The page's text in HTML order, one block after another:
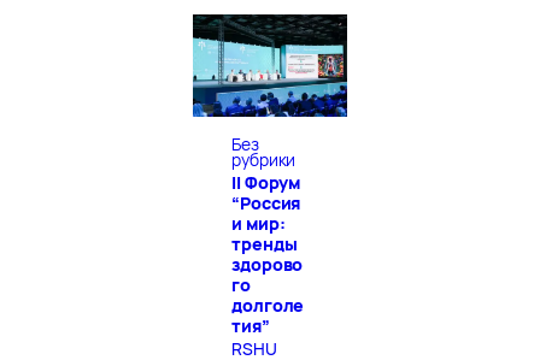
Без
рубрики
II Форум
“Россия
и мир:
тренды
здорово
го
долголе
тия”
RSHU